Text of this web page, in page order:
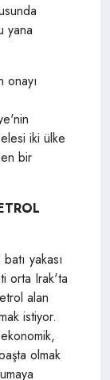
yana
onayı
iki ülke
bir
yakası
orta Irak'ta
alan
istiyor.
olmak